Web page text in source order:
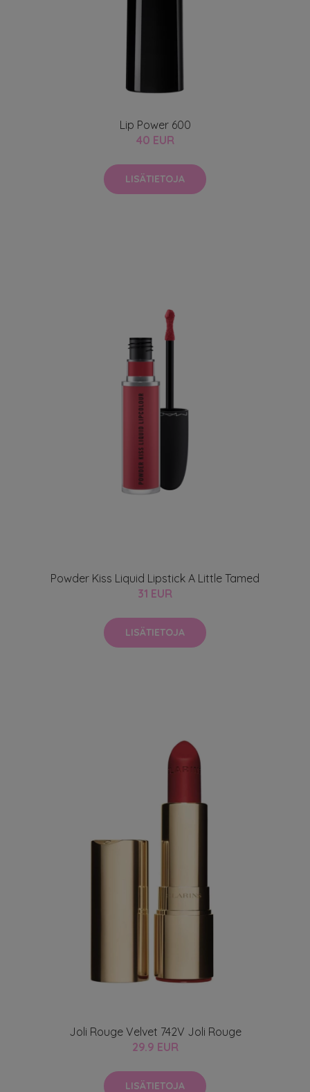
Lip Power 600
40 EUR
LISÄTIETOJA
Powder Kiss Liquid Lipstick A Little Tamed
31 EUR
LISÄTIETOJA
Joli Rouge Velvet 742V Joli Rouge
29.9 EUR
LISÄTIETOJA